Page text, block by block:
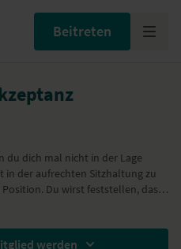
Beitreten
du dich mal nicht in der Lage
in der aufrechten Sitzhaltung zu
Du wirst feststellen, dass
von Tag zu Tag beruhigt und
was ist: Akzeptiere den
werden